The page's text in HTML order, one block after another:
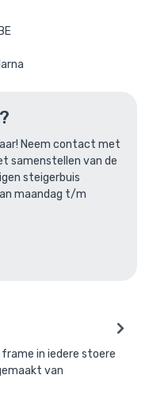
Neem contact met
samenstellen van de
steigerbuis
maandag t/m
in iedere stoere
van
/ zwart